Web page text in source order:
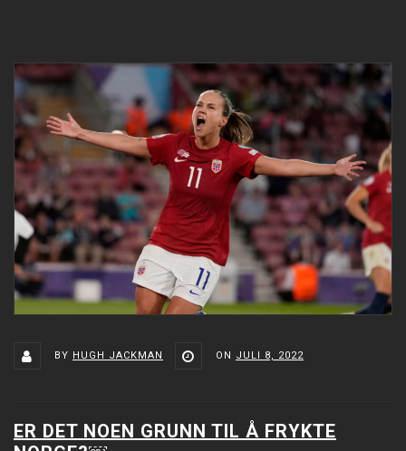
BY HUGH JACKMAN ON JULI 8, 2022
ER DET NOEN GRUNN TIL Å FRYKTE